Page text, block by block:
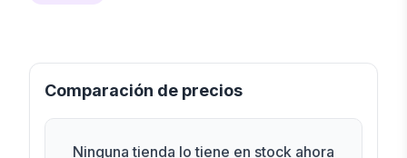
Comparación de precios
Ninguna tienda lo tiene en stock ahora